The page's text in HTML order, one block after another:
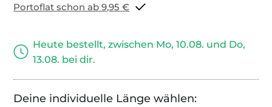
Portoflat schon ab 9,95 €
Heute bestellt, zwischen Mo, 10.08. und Do,
13.08. bei dir.
Deine individuelle Länge wählen: